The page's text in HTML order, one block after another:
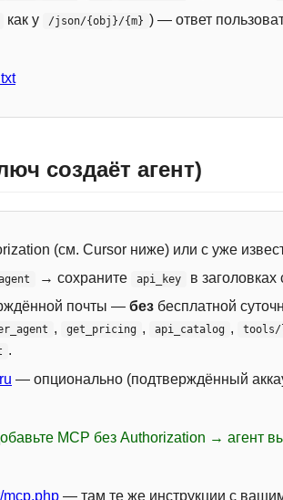
как у /json/{obj}/{m} ) — ответ
создаёт агент)
(см. Cursor ниже) или с уже
→ сохраните api_key
в
почты — без бесплатной
, get_pricing , api_catalog ,
.
— опционально (подтверждённый
MCP без Authorization → агент
mcp.php — там те же инструкции с